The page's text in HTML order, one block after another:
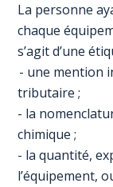
La personne
chaque
s’agit d’une
- une mention
tributaire ;
- la
chimique ;
- la quantité,
l’équipement,